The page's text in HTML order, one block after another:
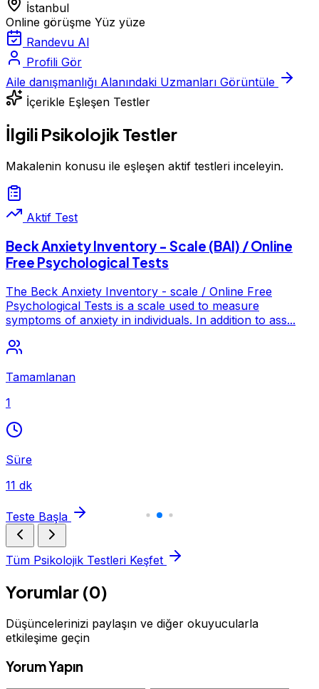
İstanbul
Online görüşme Yüz yüze
Randevu Al
Profili Gör
Aile danışmanlığı Alanındaki Uzmanları Görüntüle
İçerikle Eşleşen Testler
İlgili Psikolojik Testler
Makalenin konusu ile eşleşen aktif testleri inceleyin.
Aktif Test
Beck Anxiety Inventory - Scale (BAI) / Online
Free Psychological Tests
The Beck Anxiety Inventory - scale / Online Free
Psychological Tests is a scale used to measure
symptoms of anxiety in individuals. In addition to ass...
Tamamlanan
1
Süre
11 dk
Teste Başla
Tüm Psikolojik Testleri Keşfet
Yorumlar (0)
Düşüncelerinizi paylaşın ve diğer okuyucularla
etkileşime geçin
Yorum Yapın